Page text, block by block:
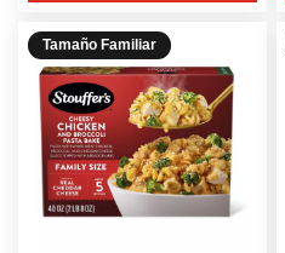
Tamaño Familiar